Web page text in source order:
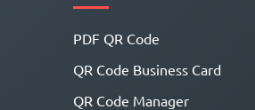
PDF QR Code
QR Code Business Card
QR Code Manager